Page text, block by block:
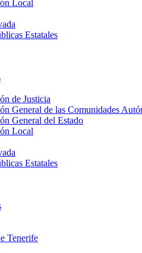
Local
Estatales
de Justicia
General de las Comunidades
General del Estado
Local
Estatales
Tenerife